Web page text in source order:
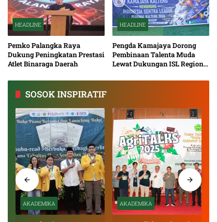
HEADLINE
Pemko Palangka Raya
Dukung Peningkatan Prestasi
Atlet Binaraga Daerah
HEADLINE
Pengda Kamajaya Dorong
Pembinaan Talenta Muda
Lewat Dukungan ISL Regional
SOSOK INSPIRATIF
AKADEMIKA AKADEMIKA